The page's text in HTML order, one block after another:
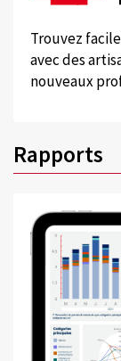
Trouvez
avec des
nouveaux
Rapports